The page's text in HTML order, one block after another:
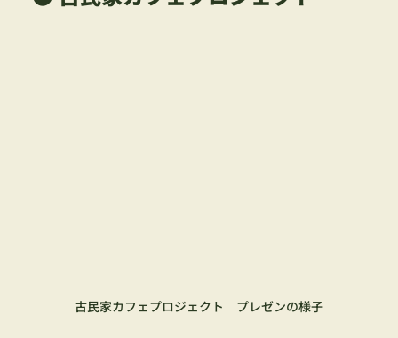
古民家カフェプロジェクト　プレゼンの様子